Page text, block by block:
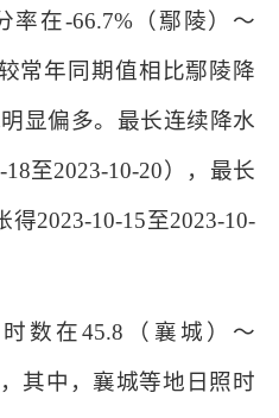
率在-66.7%（鄢陵）～
常年同期值相比鄢陵降
显偏多。最长连续降水
至2023-10-20），最长
2023-10-15至2023-10-
数在45.8（襄城）～
其中，襄城等地日照时